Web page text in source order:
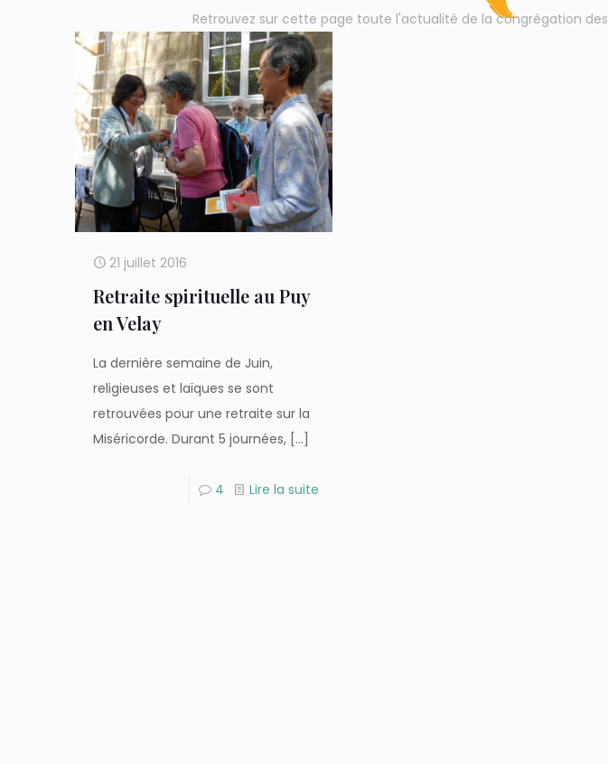
Retrouvez sur cette page toute l'actualité de la congrégation
21 juillet 2016
Retraite spirituelle au Puy
en Velay
La dernière semaine de Juin,
religieuses et laïques se sont
retrouvées pour une retraite sur la
Miséricorde. Durant 5 journées, […]
4 Lire la suite